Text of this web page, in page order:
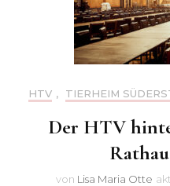
HTV , TIERHEIM
Der HTV
von Lisa Maria Otte